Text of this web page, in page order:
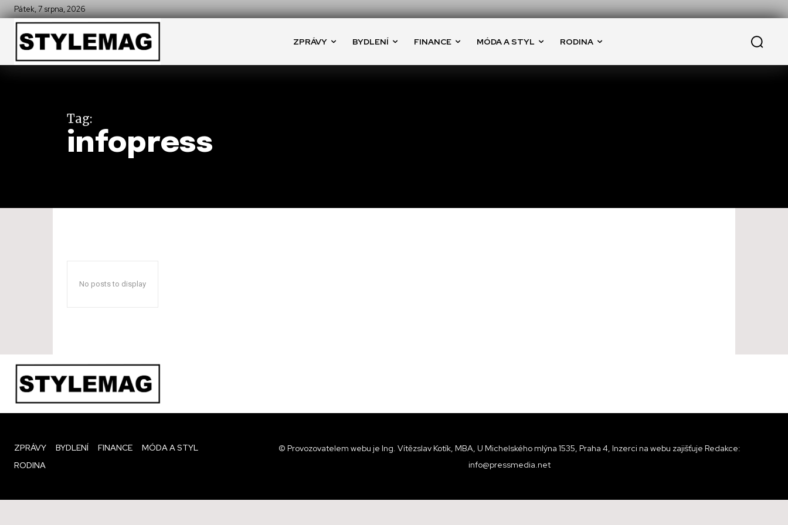
Pátek, 7 srpna, 2026
ZPRÁVY BYDLENÍ FINANCE MÓDA A STYL RODINA
Tag:
infopress
No posts to display
ZPRÁVY BYDLENÍ FINANCE
MÓDA A STYL
RODINA
© Provozovatelem webu je Ing. Vítězslav Kotík, MBA, U Michelského mlýna 1535, Praha 4, Inzerci na webu zajišťuje Redakce:
info@pressmedia.net